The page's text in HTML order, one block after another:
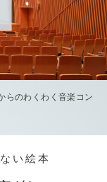
らのわくわく音楽コン
い絵本